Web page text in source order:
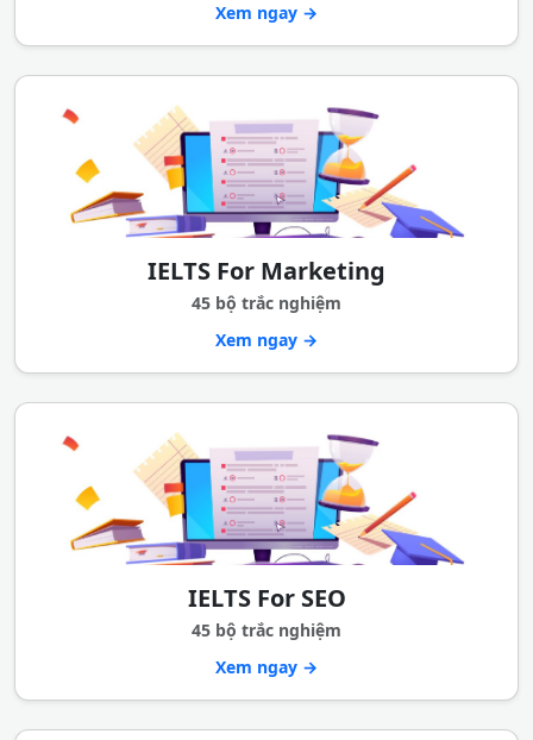
Xem ngay →
IELTS For Marketing
45 bộ trắc nghiệm
Xem ngay →
IELTS For SEO
45 bộ trắc nghiệm
Xem ngay →